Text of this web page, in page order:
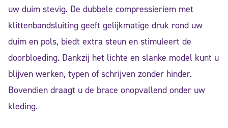
uw duim stevig. De dubbele compressieriem met
klittenbandsluiting geeft gelijkmatige druk rond uw
duim en pols, biedt extra steun en stimuleert de
doorbloeding. Dankzij het lichte en slanke model kunt u
blijven werken, typen of schrijven zonder hinder.
Bovendien draagt u de brace onopvallend onder uw
kleding.